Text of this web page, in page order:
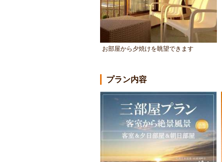
お部屋から夕焼けを眺望できます
プラン内容